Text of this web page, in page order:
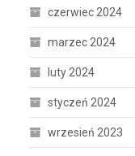
czerwiec 2024
marzec 2024
luty 2024
styczeń 2024
wrzesień 2023